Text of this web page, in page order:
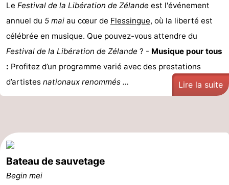
Le Festival de la Libération de Zélande est l'événement
annuel du 5 mai au cœur de Flessingue, où la liberté est
célébrée en musique. Que pouvez-vous attendre du
Festival de la Libération de Zélande ? - Musique pour tous
: Profitez d’un programme varié avec des prestations
d’artistes nationaux renommés ... Lire la suite
Bateau de sauvetage
Begin mei